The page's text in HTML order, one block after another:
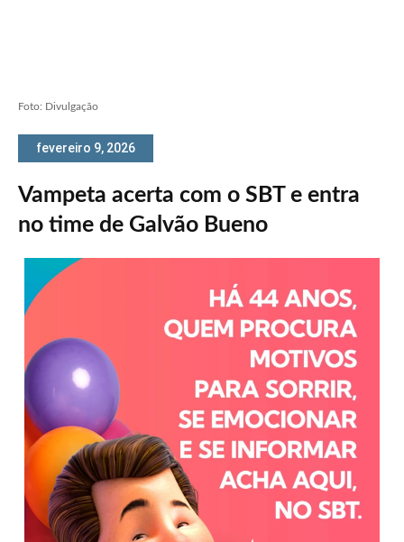
Foto: Divulgação
fevereiro 9, 2026
Vampeta acerta com o SBT e entra
no time de Galvão Bueno